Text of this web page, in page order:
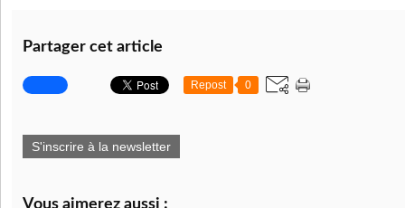
Partager cet article
Repost 0
S'inscrire à la newsletter
Vous aimerez aussi :